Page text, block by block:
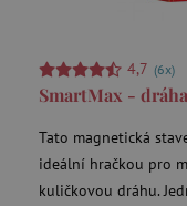
4,7 (6x)
SmartMax -
Tato magnetická
ideální hračkou pro
kuličkovou dráhu.